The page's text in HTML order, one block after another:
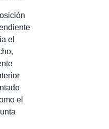
el
el